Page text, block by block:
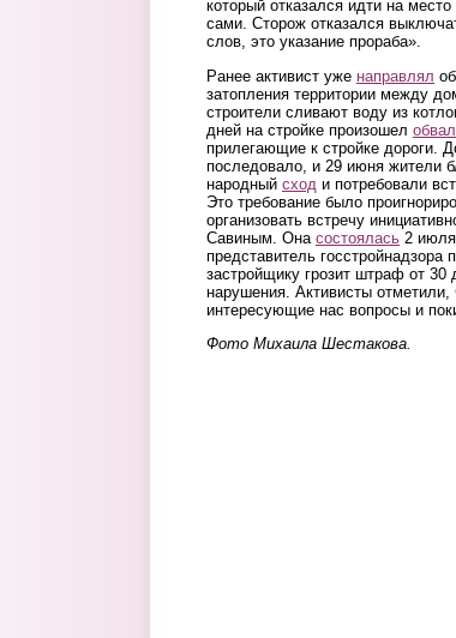
который отказался идти на
сами. Сторож отказался
слов, это указание прораба».
Ранее активист уже направлял
затопления территории между
строители сливают воду из
дней на стройке произошел обвал
прилегающие к стройке дороги.
последовало, и 29 июня жители
народный сход и потребовали
Это требование было
организовать встречу
Савиным. Она состоялась 2
представитель
застройщику грозит штраф от
нарушения. Активисты отметили,
интересующие нас вопросы и
Фото Михаила Шестакова.